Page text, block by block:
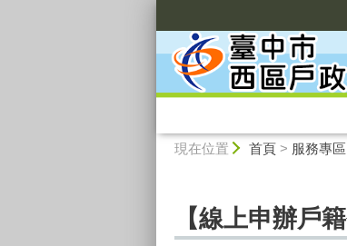
現在位置 首頁> 服務專區
【線上申辦戶